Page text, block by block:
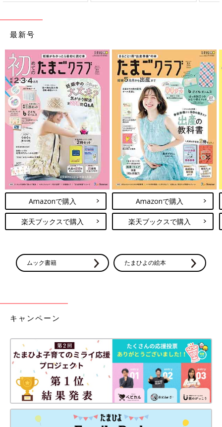
最新号
Amazonで購入
楽天ブックスで購入
Amazonで購入
楽天ブックスで購入
ムック書籍 たまひよの絵本
キャンペーン